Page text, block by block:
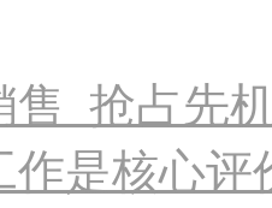
售 抢占先
作是核心评